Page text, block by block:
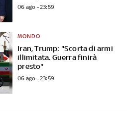
06 ago - 23:59
Iran, Trump: "Scorta di armi
illimitata. Guerra finirà
presto"
MONDO
06 ago - 23:59